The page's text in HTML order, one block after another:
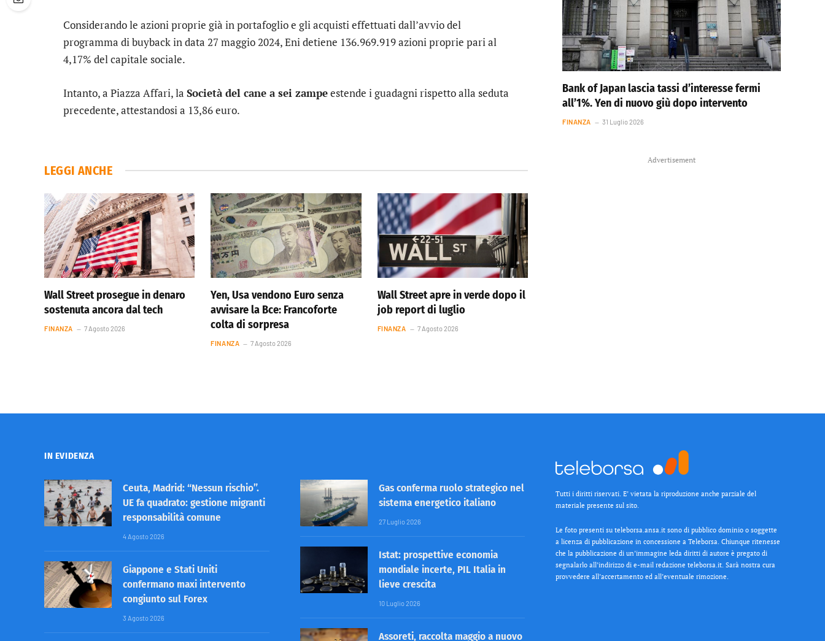
Considerando le azioni proprie già in portafoglio e gli acquisti effettuati dall’avvio del
programma di buyback in data 27 maggio 2024, Eni detiene 136.969.919 azioni proprie pari al
4,17% del capitale sociale.
Intanto, a Piazza Affari, la Società del cane a sei zampeestende i guadagni rispetto alla seduta
precedente, attestandosi a 13,86 euro.
LEGGI ANCHE
Wall Street prosegue in denaro
sostenuta ancora dal tech
FINANZA 7 Agosto 2026
Yen, Usa vendono Euro senza
avvisare la Bce: Francoforte
colta di sorpresa
FINANZA 7 Agosto 2026
Wall Street apre in verde dopo il
job report di luglio
FINANZA 7 Agosto 2026
Bank of Japan lascia tassi d’interesse fermi
all’1%. Yen di nuovo giù dopo intervento
FINANZA 31 Luglio 2026
Advertisement
IN EVIDENZA
Ceuta, Madrid: “Nessun rischio”.
UE fa quadrato: gestione migranti
responsabilità comune
4 Agosto 2026
Giappone e Stati Uniti
confermano maxi intervento
congiunto sul Forex
3 Agosto 2026
Gas conferma ruolo strategico nel
sistema energetico italiano
27 Luglio 2026
Istat: prospettive economia
mondiale incerte, PIL Italia in
lieve crescita
10 Luglio 2026
Assoreti, raccolta maggio a nuovo
Tutti i diritti riservati. E’ vietata la riproduzione anche parziale del
materiale presente sul sito.
Le foto presenti su teleborsa.ansa.it sono di pubblico dominio o soggette
a licenza di pubblicazione in concessione a Teleborsa. Chiunque ritenesse
che la pubblicazione di un’immagine leda diritti di autore è pregato di
segnalarlo all’indirizzo di e-mail redazione teleborsa.it. Sarà nostra cura
provvedere all’accertamento ed all’eventuale rimozione.